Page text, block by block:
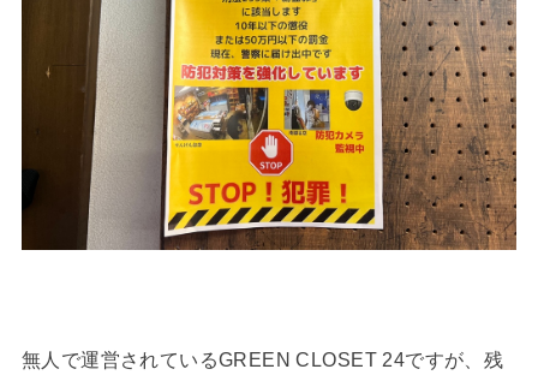
無人で運営されているGREEN CLOSET 24ですが、残